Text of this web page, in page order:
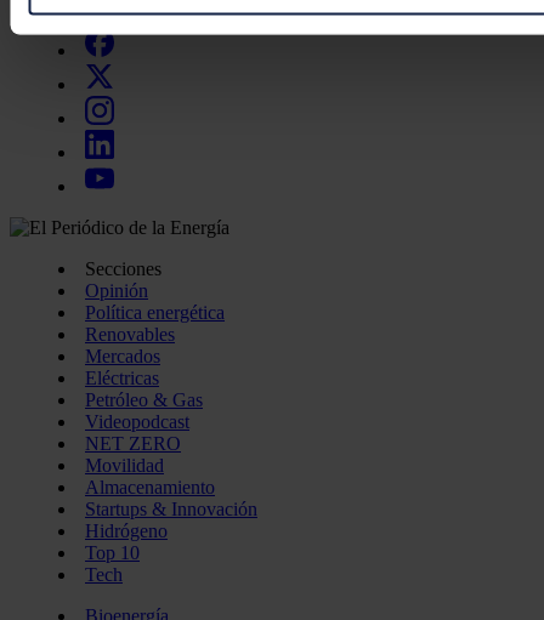
preferencias en lasección de datos. Puede cambiar o
momento en la Declaración de cookies.
Las cookies de este sitio web se usan para personalizar el
funciones de redes sociales y analizar el tráfico. Además,
uso que haga del sitio web con nuestros partners de redes
quienes pueden combinarla con otra información que les
recopilado a partir del uso que haya hecho de sus servicios.
Secciones
Opinión
Política energética
Renovables
Mercados
Eléctricas
Petróleo & Gas
Videopodcast
NET ZERO
Movilidad
Almacenamiento
Startups & Innovación
Hidrógeno
Top 10
Tech